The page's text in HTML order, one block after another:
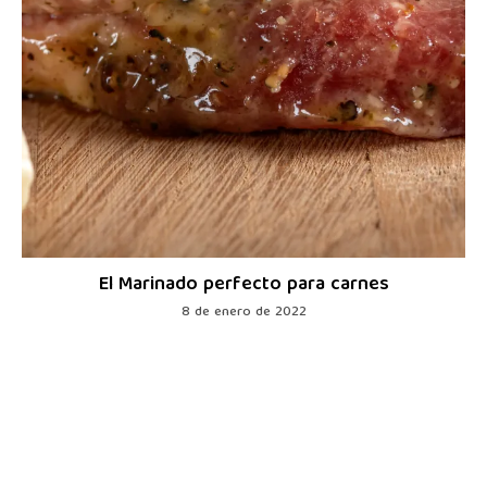
El Marinado perfecto para carnes
8 de enero de 2022